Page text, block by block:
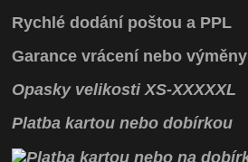
Rychlé dodání poštou a PPL
Garance vrácení nebo výměny
OpaskyvelikostiXS-XXXXXL
Platba kartou nebo dobírkou